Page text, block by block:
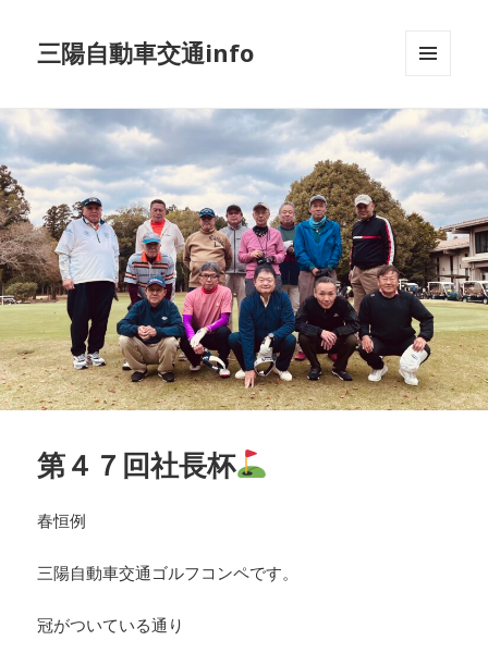
三陽自動車交通info
ーとウ
ィジェ
ット
第４７回社長杯
春恒例
三陽自動車交通ゴルフコンペです。
冠がついている通り